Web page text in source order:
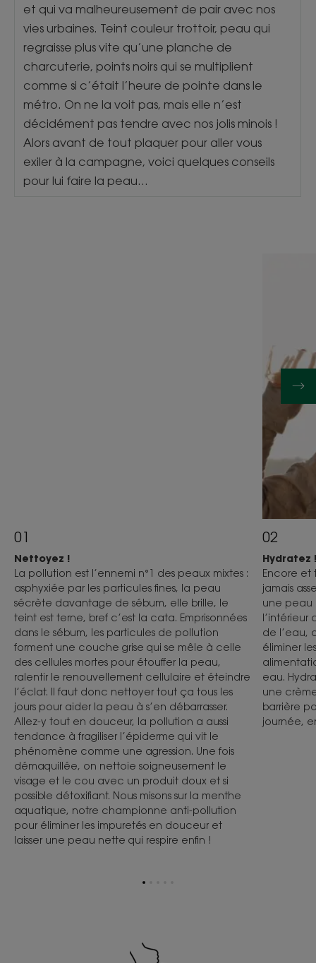
et qui va malheureusement de pair avec nos
vies urbaines. Teint couleur trottoir, peau qui
regraisse plus vite qu’une planche de
charcuterie, points noirs qui se multiplient
comme si c’était l’heure de pointe dans le
métro. On ne la voit pas, mais elle n’est
décidément pas tendre avec nos jolis minois !
Alors avant de tout plaquer pour aller vous
exiler à la campagne, voici quelques conseils
pour lui faire la peau…
01
Nettoyez !
La pollution est l’ennemi n°1 des peaux mixtes :
asphyxiée par les particules fines, la peau
sécrète davantage de sébum, elle brille, le
teint est terne, bref c’est la cata. Emprisonnées
dans le sébum, les particules de pollution
forment une couche grise qui se mêle à celle
des cellules mortes pour étouffer la peau,
ralentir le renouvellement cellulaire et éteindre
l’éclat. Il faut donc nettoyer tout ça tous les
jours pour aider la peau à s’en débarrasser.
Allez-y tout en douceur, la pollution a aussi
tendance à fragiliser l’épiderme qui vit le
phénomène comme une agression. Une fois
démaquillée, on nettoie soigneusement le
visage et le cou avec un produit doux et si
possible détoxifiant. Nous misons sur la menthe
aquatique, notre championne anti-pollution
pour éliminer les impuretés en douceur et
laisser une peau nette qui respire enfin !
02
Hydratez !
Encore et
jamais
une peau
l’intérieur
de l’eau,
éliminer
eau.
une
barrière
journée,
Aller